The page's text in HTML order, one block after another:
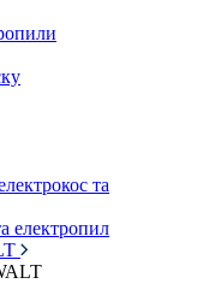
та
електропил